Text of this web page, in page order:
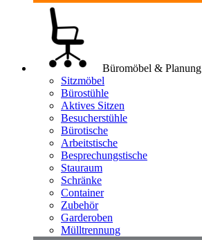
Büromöbel & Planung
Sitzmöbel
Bürostühle
Aktives Sitzen
Besucherstühle
Bürotische
Arbeitstische
Besprechungstische
Stauraum
Schränke
Container
Zubehör
Garderoben
Mülltrennung